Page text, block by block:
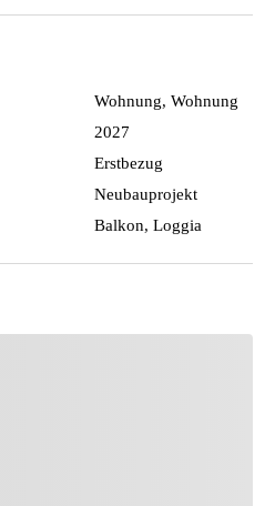
Wohnung, Wohnung
2027
Erstbezug
Neubauprojekt
Balkon, Loggia